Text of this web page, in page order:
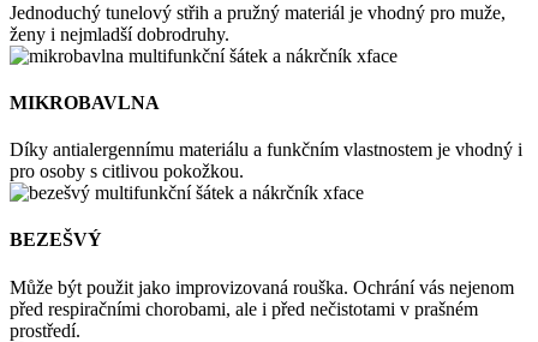
Jednoduchý tunelový střih a pružný materiál je vhodný pro muže,
ženy i nejmladší dobrodruhy.
MIKROBAVLNA
Díky antialergennímu materiálu a funkčním vlastnostem je vhodný i
pro osoby s citlivou pokožkou.
BEZEŠVÝ
Může být použit jako improvizovaná rouška. Ochrání vás nejenom
před respiračními chorobami, ale i před nečistotami v prašném
prostředí.